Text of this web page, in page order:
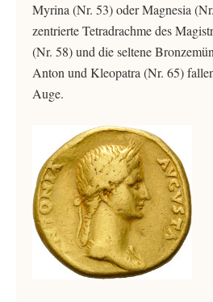
Myrina (Nr. 53) oder Magnesia
zentrierte Tetradrachme des
(Nr. 58) und die seltene
Anton und Kleopatra (Nr. 65)
Auge.